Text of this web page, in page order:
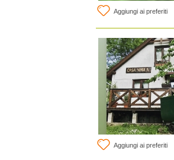
Aggiungi ai preferiti
Aggiungi ai preferiti